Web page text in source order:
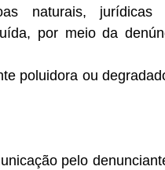
naturais, jurídicas
por meio da
poluidora ou
pelo